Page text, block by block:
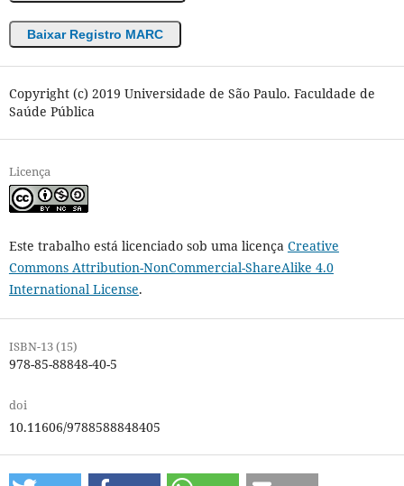
Baixar Registro MARC
Copyright (c) 2019 Universidade de São Paulo. Faculdade de
Saúde Pública
Licença
Este trabalho está licenciado sob uma licença Creative
Commons Attribution-NonCommercial-ShareAlike 4.0
International License.
ISBN-13 (15)
978-85-88848-40-5
doi
10.11606/9788588848405